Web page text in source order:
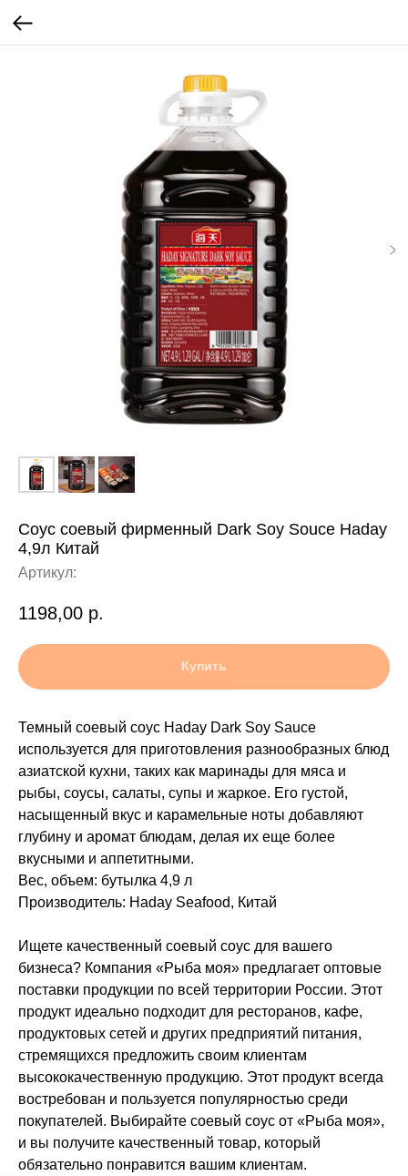
Соус соевый фирменный Dark Soy Souce Haday
4,9л Китай
Артикул:
1198,00 р.
Купить
Темный соевый соус Haday Dark Soy Sauce
используется для приготовления разнообразных блюд
азиатской кухни, таких как маринады для мяса и
рыбы, соусы, салаты, супы и жаркое. Его густой,
насыщенный вкус и карамельные ноты добавляют
глубину и аромат блюдам, делая их еще более
вкусными и аппетитными.
Вес, объем: бутылка 4,9 л
Производитель: Haday Seafood, Китай
Ищете качественный соевый соус для вашего
бизнеса? Компания «Рыба моя» предлагает оптовые
поставки продукции по всей территории России. Этот
продукт идеально подходит для ресторанов, кафе,
продуктовых сетей и других предприятий питания,
стремящихся предложить своим клиентам
высококачественную продукцию. Этот продукт всегда
востребован и пользуется популярностью среди
покупателей. Выбирайте соевый соус от «Рыба моя»,
и вы получите качественный товар, который
обязательно понравится вашим клиентам.